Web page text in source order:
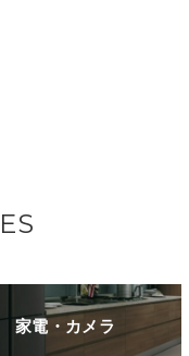
家電・カメラ